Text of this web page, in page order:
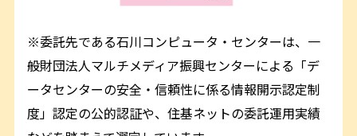
※委託先である石川コンピュータ・センターは、一
般財団法人マルチメディア振興センターによる「デ
ータセンターの安全・信頼性に係る情報開示認定制
度」認定の公的認証や、住基ネットの委託運用実績